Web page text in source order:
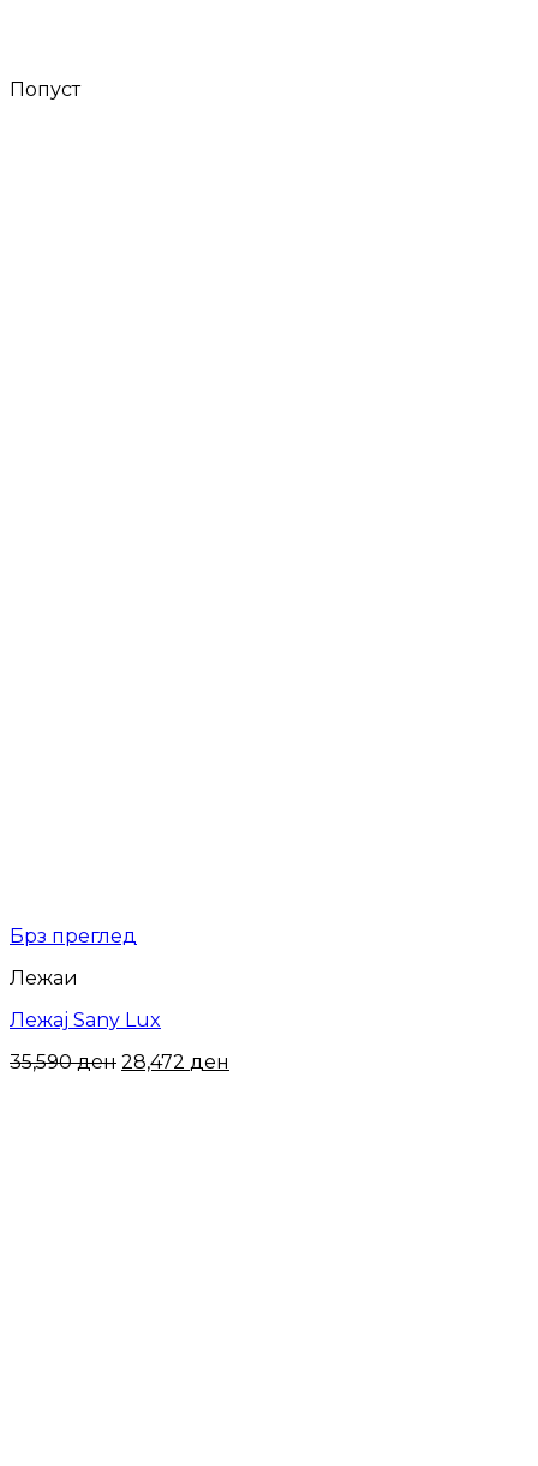
Попуст
Брз преглед
Лежаи
Лежај Sany Lux
35,590ден Original
28,472 ден